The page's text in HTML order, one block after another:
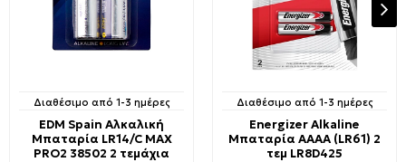
Διαθέσιμο από 1-3 ημέρες
EDM Spain Αλκαλική
Μπαταρία LR14/C MAX
PRO2 38502 2 τεμάχια
Διαθέσιμο από 1-3 ημέρες
Energizer Alkaline
Μπαταρία AAΑA (LR61) 2
τεμ LR8D425